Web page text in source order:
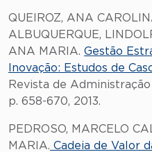
QUEIROZ, ANA
ALBUQUERQUE,
ANA MARIA. Gestão
Inovação: Estudos de
Revista de
p. 658-670, 2013.
PEDROSO, MARCELO
MARIA. Cadeia de Valor